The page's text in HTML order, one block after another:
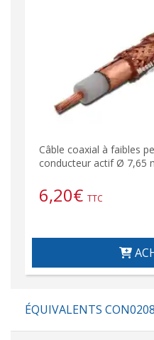
Câble coaxial à faibles
conducteur actif Ø 7,65
6,20€ TTC
ÉQUIVALENTS